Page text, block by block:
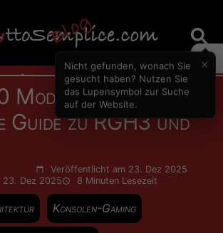
Informatik
Modding: Der
Guide zu RGH3 und
Veröffentlicht am 23. Dez 2025
23. Dez 2025
8 Minuten Lesezeit
Konsolen-Gaming
Nicht gefunden, wonach Sie
gesucht haben? Nutzen Sie
das Lupensymbol zur Suche
auf der Website.
×